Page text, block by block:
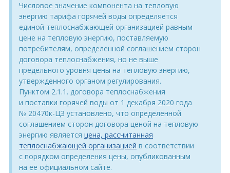
Числовое значение компонента на тепловую
энергию тарифа горячей воды определяется
единой теплоснабжающей организацией равным
цене на тепловую энергию, поставляемую
потребителям, определенной соглашением сторон
договора теплоснабжения, но не выше
предельного уровня цены на тепловую энергию,
утвержденного органом регулирования.
Пунктом 2.1.1. договора теплоснабжения
и поставки горячей воды от 1 декабря 2020 года
№ 20470к-ЦЗ установлено, что определенной
соглашением сторон договора ценой на тепловую
энергию является цена, рассчитанная
теплоснабжающей организацией в соответствии
с порядком определения цены, опубликованным
на ее официальном сайте.